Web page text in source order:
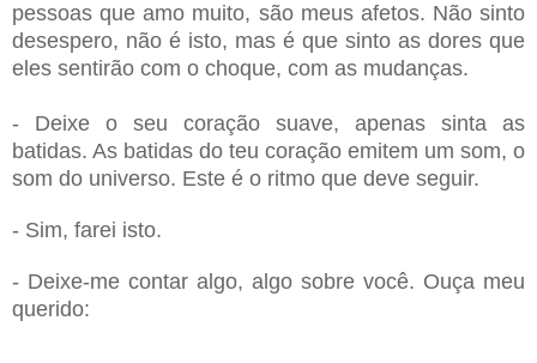
pessoas que amo muito, são meus afetos. Não sinto
desespero, não é isto, mas é que sinto as dores que
eles sentirão com o choque, com as mudanças.
- Deixe o seu coração suave, apenas sinta as
batidas. As batidas do teu coração emitem um som, o
som do universo. Este é o ritmo que deve seguir.
- Sim, farei isto.
- Deixe-me contar algo, algo sobre você. Ouça meu
querido: